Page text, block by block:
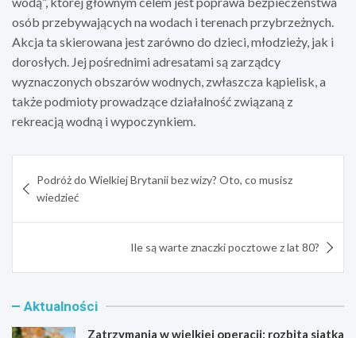
osób przebywających na wodach i terenach przybrzeżnych.
Akcja ta skierowana jest zarówno do dzieci, młodzieży, jak i
dorosłych. Jej pośrednimi adresatami są zarządcy
wyznaczonych obszarów wodnych, zwłaszcza kąpielisk, a
także podmioty prowadzące działalność związaną z
rekreacją wodną i wypoczynkiem.
wpisu
Podróż do Wielkiej Brytanii bez wizy? Oto, co musisz
wiedzieć
Ile są warte znaczki pocztowe z lat 80?
Aktualności
Zatrzymania w wielkiej operacji: rozbita siatka